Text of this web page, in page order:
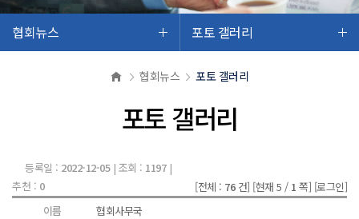
협회뉴스 포토 갤러리
협회뉴스 포토 갤러리
포토 갤러리
등록일 : 2022-12-05| 조회 : 1197|
추천 : 0 [전체 : 76건] [현재 5 / 1 쪽] [로그인]
이름
협회사무국